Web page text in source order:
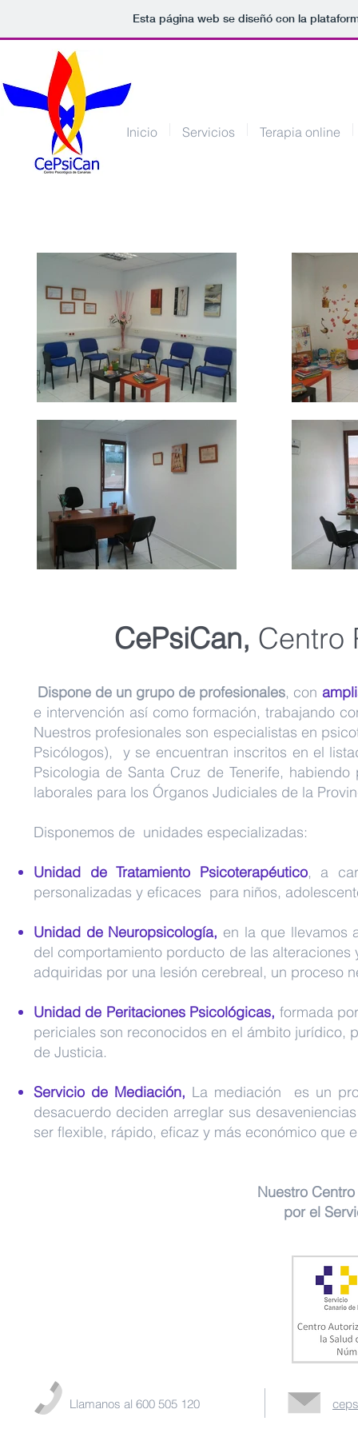
Esta página web se diseñó con la
Inicio Servicios Terapia online
CePsiCan, Centro
Dispone de un grupo de profesionales, con
e intervención así como formación, trabajando
Nuestros profesionales son especialistas en
Psicólogos), y se encuentran inscritos en el
Psicologia de Santa Cruz de Tenerife,
laborales para los Órganos Judiciales de la
Disponemos de unidades especializadas:
Unidad de Tratamiento Psicoterapéutico, a
personalizadas y eficaces para niños,
Unidad de Neuropsicología, en la que llevamos
del comportamiento porducto de las
adquiridas por una lesión cerebreal, un proceso
Unidad de Peritaciones Psicológicas, formada
periciales son reconocidos en el ámbito jurídico,
de Justicia.
Servicio de Mediación, La mediación es un
desacuerdo deciden arreglar sus
ser flexible, rápido, eficaz y más económico que
Nuestro
por el
Llamanos al 600 505 120